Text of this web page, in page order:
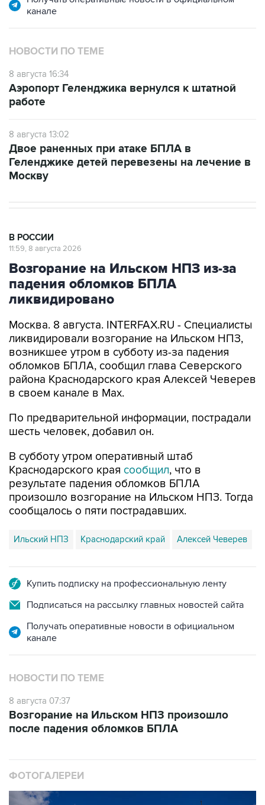
канале
НОВОСТИ ПО ТЕМЕ
8 августа 16:34
Аэропорт Геленджика вернулся к штатной
работе
8 августа 13:02
Двое раненных при атаке БПЛА в
Геленджике детей перевезены на лечение в
Москву
В РОССИИ
11:59, 8 августа 2026
Возгорание на Ильском НПЗ из-за
падения обломков БПЛА
ликвидировано
Москва. 8 августа. INTERFAX.RU - Специалисты
ликвидировали возгорание на Ильском НПЗ,
возникшее утром в субботу из-за падения
обломков БПЛА, сообщил глава Северского
района Краснодарского края Алексей Чеверев
в своем канале в Max.
По предварительной информации, пострадали
шесть человек, добавил он.
В субботу утром оперативный штаб
Краснодарского края сообщил, что в
результате падения обломков БПЛА
произошло возгорание на Ильском НПЗ. Тогда
сообщалось о пяти пострадавших.
Ильский НПЗ Краснодарский край Алексей Чеверев
Купить подписку на профессиональную ленту
Подписаться на рассылку главных новостей сайта
Получать оперативные новости в официальном
канале
НОВОСТИ ПО ТЕМЕ
8 августа 07:37
Возгорание на Ильском НПЗ произошло
после падения обломков БПЛА
ФОТОГАЛЕРЕИ